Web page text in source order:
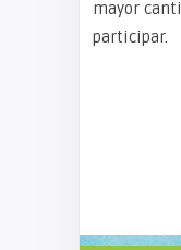
mayor
participar.